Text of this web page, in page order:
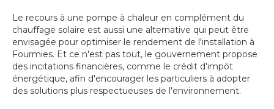
Le recours à une pompe à chaleur en complément du
chauffage solaire est aussi une alternative qui peut être
envisagée pour optimiser le rendement de l'installation à
Fourmies. Et ce n'est pas tout, le gouvernement propose
des incitations financières, comme le crédit d'impôt
énergétique, afin d'encourager les particuliers à adopter
des solutions plus respectueuses de l'environnement.